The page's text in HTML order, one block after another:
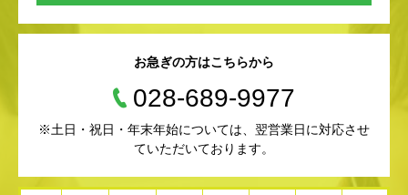
お急ぎの方はこちらから
028-689-9977
※土日・祝日・年末年始については、翌営業日に対応させ
ていただいております。